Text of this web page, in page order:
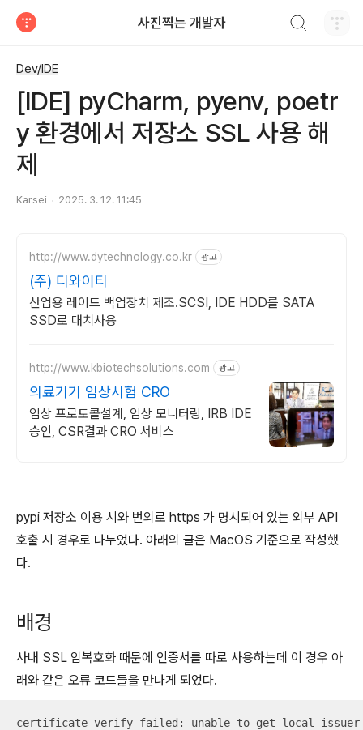
사진찍는 개발자
Dev/IDE
[IDE] pyCharm, pyenv, poetr
y 환경에서 저장소 SSL 사용 해
제
Karsei 2025. 3. 12. 11:45
http://www.dytechnology.co.kr 광고
(주) 디와이티
산업용 레이드 백업장치 제조.SCSI, IDE HDD를 SATA
SSD로 대치사용
http://www.kbiotechsolutions.com 광고
의료기기 임상시험 CRO
임상 프로토콜설계, 임상 모니터링, IRB IDE
승인, CSR결과 CRO 서비스
pypi 저장소 이용 시와 번외로 https 가 명시되어 있는 외부 API
호출 시 경우로 나누었다. 아래의 글은 MacOS 기준으로 작성했
다.
배경
사내 SSL 암복호화 때문에 인증서를 따로 사용하는데 이 경우 아
래와 같은 오류 코드들을 만나게 되었다.
certificate verify failed: unable to get local